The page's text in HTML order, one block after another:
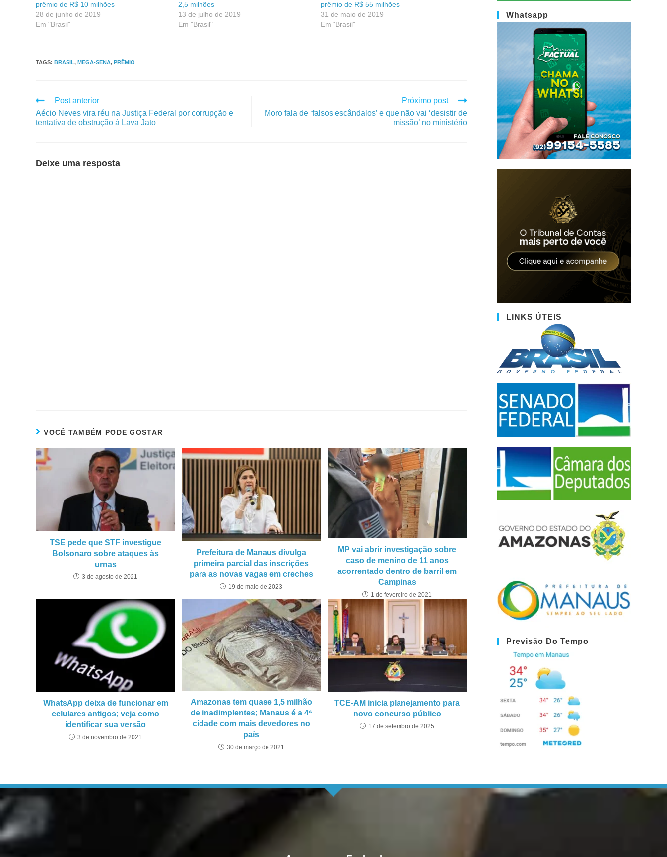
prêmio de R$ 10 milhões
28 de junho de 2019
Em "Brasil"
2,5 milhões
13 de julho de 2019
Em "Brasil"
prêmio de R$ 55 milhões
31 de maio de 2019
Em "Brasil"
TAGS: BRASIL, MEGA-SENA, PRÊMIO
Post anterior
Aécio Neves vira réu na Justiça Federal por corrupção e
tentativa de obstrução à Lava Jato
Próximo post
Moro fala de ‘falsos escândalos’ e que não vai ‘desistir de
missão’ no ministério
Deixe uma resposta
VOCÊ TAMBÉM PODE GOSTAR
TSE pede que STF investigue
Bolsonaro sobre ataques às
urnas
3 de agosto de 2021
Prefeitura de Manaus divulga
primeira parcial das inscrições
para as novas vagas em creches
19 de maio de 2023
MP vai abrir investigação sobre
caso de menino de 11 anos
acorrentado dentro de barril em
Campinas
1 de fevereiro de 2021
WhatsApp deixa de funcionar em
celulares antigos; veja como
identificar sua versão
3 de novembro de 2021
Amazonas tem quase 1,5 milhão
de inadimplentes; Manaus é a 4ª
cidade com mais devedores no
país
30 de março de 2021
TCE-AM inicia planejamento para
novo concurso público
17 de setembro de 2025
Whatsapp
LINKS ÚTEIS
Previsão Do Tempo